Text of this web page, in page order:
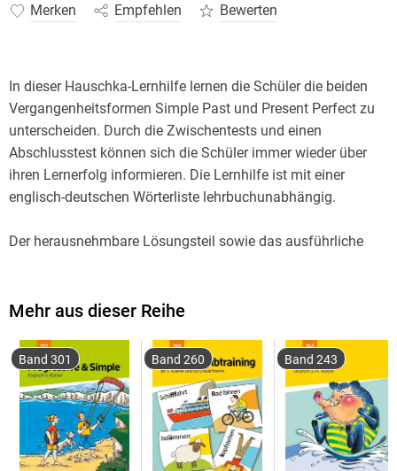
Merken Empfehlen Bewerten
In dieser Hauschka-Lernhilfe lernen die Schüler die beiden
Vergangenheitsformen Simple Past und Present Perfect zu
unterscheiden. Durch die Zwischentests und einen
Abschlusstest können sich die Schüler immer wieder über
ihren Lernerfolg informieren. Die Lernhilfe ist mit einer
englisch-deutschen Wörterliste lehrbuchunabhängig.
Der herausnehmbare Lösungsteil sowie das ausführliche
Illustrationen aufgelockert, sodass auch schwache Schüler
Englisch ab der 6. Klasse - Simple Past & Present Perfect
Vielfältige Aufgabentypen zu den beiden
Vergangenheitsformen Simple Past & Present Perfect
Schrittweiser Aufbau mit genauen Erklärungen
Mit Merkkästen, Zusammenfassungen und Tests
Mehr aus dieser Reihe
Band 301 Band 260 Band 243